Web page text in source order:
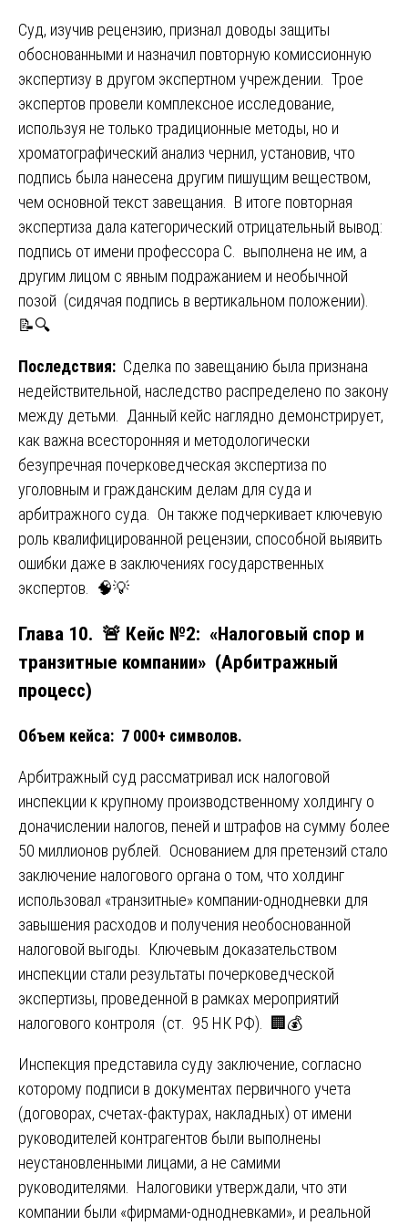
Суд, изучив рецензию, признал доводы защиты
обоснованными и назначил повторную комиссионную
экспертизу в другом экспертном учреждении. Трое
экспертов провели комплексное исследование,
используя не только традиционные методы, но и
хроматографический анализ чернил, установив, что
подпись была нанесена другим пишущим веществом,
чем основной текст завещания. В итоге повторная
экспертиза дала категорический отрицательный вывод:
подпись от имени профессора С. выполнена не им, а
другим лицом с явным подражанием и необычной
позой (сидячая подпись в вертикальном положении).
📝🔍
Последствия: Сделка по завещанию была признана
недействительной, наследство распределено по закону
между детьми. Данный кейс наглядно демонстрирует,
как важна всесторонняя и методологически
безупречная почерковедческая экспертиза по
уголовным и гражданским делам для суда и
арбитражного суда. Он также подчеркивает ключевую
роль квалифицированной рецензии, способной выявить
ошибки даже в заключениях государственных
экспертов. 🧠💡
Глава 10. 🚨 Кейс №2: «Налоговый спор и
транзитные компании» (Арбитражный
процесс)
Объем кейса: 7 000+ символов.
Арбитражный суд рассматривал иск налоговой
инспекции к крупному производственному холдингу о
доначислении налогов, пеней и штрафов на сумму более
50 миллионов рублей. Основанием для претензий стало
заключение налогового органа о том, что холдинг
использовал «транзитные» компании-однодневки для
завышения расходов и получения необоснованной
налоговой выгоды. Ключевым доказательством
инспекции стали результаты почерковедческой
экспертизы, проведенной в рамках мероприятий
налогового контроля (ст. 95 НК РФ). 🏢💰
Инспекция представила суду заключение, согласно
которому подписи в документах первичного учета
(договорах, счетах-фактурах, накладных) от имени
руководителей контрагентов были выполнены
неустановленными лицами, а не самими
руководителями. Налоговики утверждали, что эти
компании были «фирмами-однодневками», и реальной